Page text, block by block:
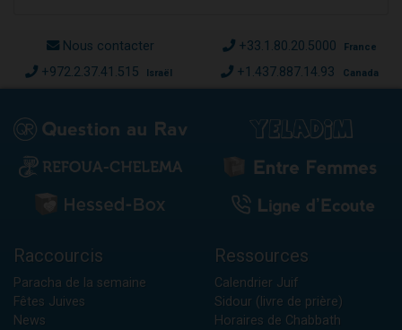
Nous contacter +33.1.80.20.5000 France
+972.2.37.41.515 Israël +1.437.887.14.93 Canada
Raccourcis
Paracha de la semaine
Fêtes Juives
News
Ressources
Calendrier Juif
Sidour (livre de prière)
Horaires de Chabbath